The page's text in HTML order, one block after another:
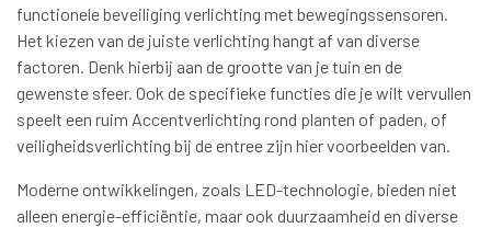
functionele beveiliging verlichting met bewegingssensoren.
Het kiezen van de juiste verlichting hangt af van diverse
factoren. Denk hierbij aan de grootte van je tuin en de
gewenste sfeer. Ook de specifieke functies die je wilt vervullen
speelt een ruim Accentverlichting rond planten of paden, of
veiligheidsverlichting bij de entree zijn hier voorbeelden van.
Moderne ontwikkelingen, zoals LED-technologie, bieden niet
alleen energie-efficiëntie, maar ook duurzaamheid en diverse